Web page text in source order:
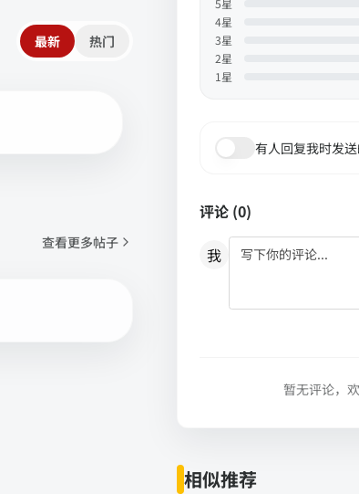
最新 热门
查看更多帖子
5星
4星
3星
2星
1 星
有人回复我时发
评论 (0)
我
暂无评论，
相似推荐